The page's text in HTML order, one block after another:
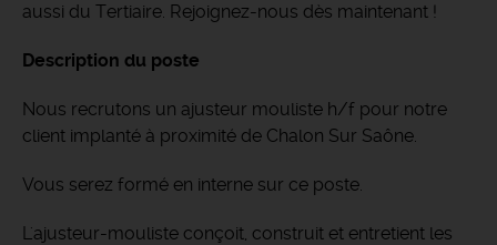
aussi du Tertiaire. Rejoignez-nous dès maintenant !
Description du poste
Nous recrutons un ajusteur mouliste h/f pour notre
client implanté à proximité de Chalon Sur Saône.
Vous serez formé en interne sur ce poste.
L'ajusteur-mouliste conçoit, construit et entretient les